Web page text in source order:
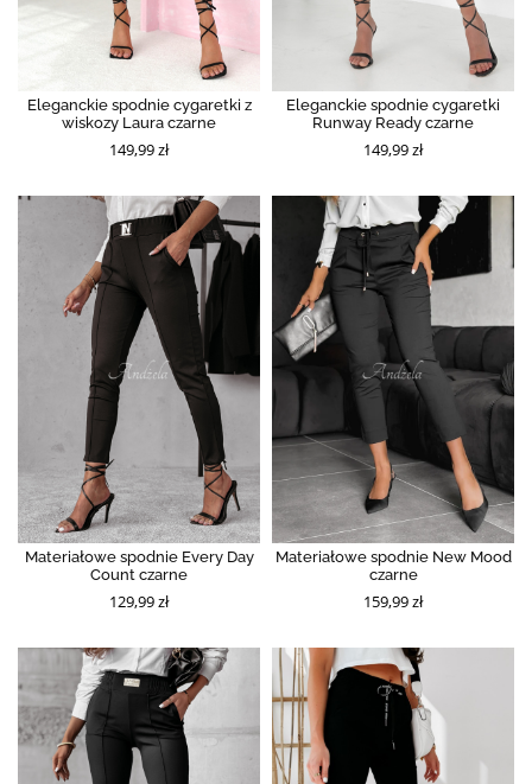
Eleganckie spodnie cygaretki z
wiskozy Laura czarne
149,99 zł
Eleganckie spodnie cygaretki
Runway Ready czarne
149,99 zł
Materiałowe spodnie Every Day
Count czarne
129,99 zł
Materiałowe spodnie New Mood
czarne
159,99 zł